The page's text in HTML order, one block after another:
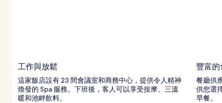
工作與放鬆
這家飯店設有 23 間會議室和商務中心，提供令人精神
煥發的 Spa 服務。下班後，客人可以享受按摩、三溫
暖和池畔飲料。
豐富
餐廳供
供您選
早餐。